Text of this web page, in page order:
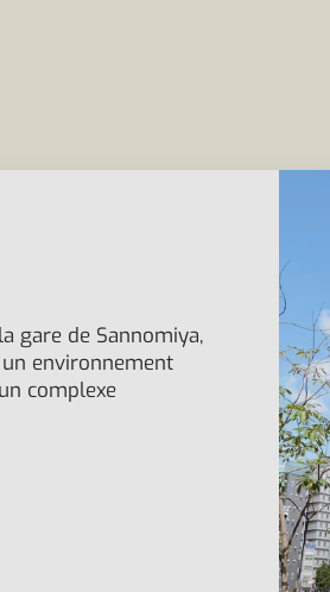
gare de Sannomiya,
environnement
complexe